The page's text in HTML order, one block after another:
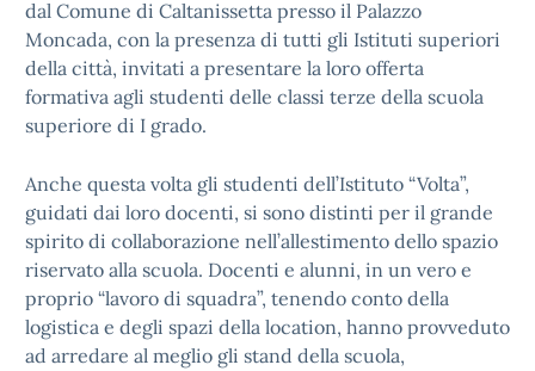
dal Comune di Caltanissetta presso il Palazzo
Moncada, con la presenza di tutti gli Istituti superiori
della città, invitati a presentare la loro offerta
formativa agli studenti delle classi terze della scuola
superiore di I grado.
Anche questa volta gli studenti dell’Istituto “Volta”,
guidati dai loro docenti, si sono distinti per il grande
spirito di collaborazione nell’allestimento dello spazio
riservato alla scuola. Docenti e alunni, in un vero e
proprio “lavoro di squadra”, tenendo conto della
logistica e degli spazi della location, hanno provveduto
ad arredare al meglio gli stand della scuola,